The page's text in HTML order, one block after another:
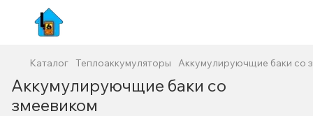
Каталог Теплоаккумуляторы Аккумулируючщие баки со
Аккумулируючщие баки со
змеевиком